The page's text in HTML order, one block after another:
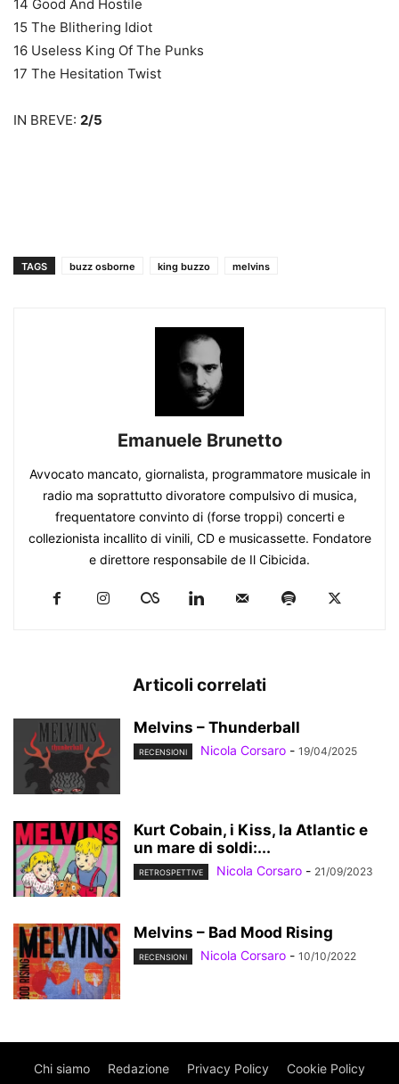
14 Good And Hostile
15 The Blithering Idiot
16 Useless King Of The Punks
17 The Hesitation Twist
IN BREVE: 2/5
TAGS buzz osborne king buzzo melvins
Emanuele Brunetto
Avvocato mancato, giornalista, programmatore musicale in
radio ma soprattutto divoratore compulsivo di musica,
frequentatore convinto di (forse troppi) concerti e
collezionista incallito di vinili, CD e musicassette. Fondatore
e direttore responsabile de Il Cibicida.
Articoli correlati
Melvins – Thunderball
RECENSIONI Nicola Corsaro - 19/04/2025
Kurt Cobain, i Kiss, la Atlantic e
un mare di soldi:...
RETROSPETTIVE Nicola Corsaro - 21/09/2023
Melvins – Bad Mood Rising
RECENSIONI Nicola Corsaro - 10/10/2022
Chi siamo Redazione Privacy Policy Cookie Policy